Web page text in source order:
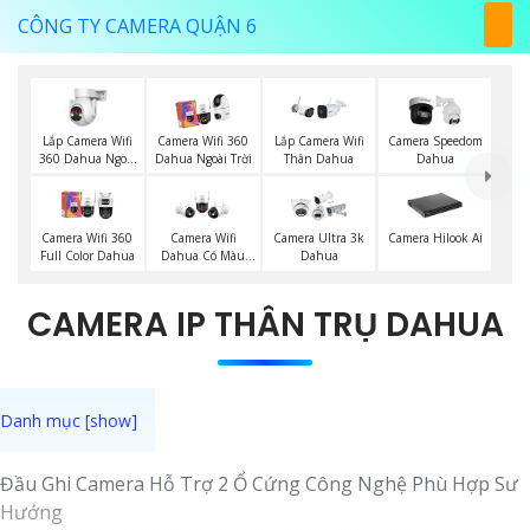
CÔNG TY CAMERA QUẬN 6
Lắp Camera Wifi
360 Dahua Ngoài
Camera Wifi 360
Dahua Ngoài Trời
Lắp Camera Wifi
Thân Dahua
Camera Speedom
Dahua
Camera Wifi 360
Full Color Dahua
Camera Wifi
Dahua Có Màu
Camera Ultra 3k
Dahua
Camera Hilook Ai
CAMERA IP THÂN TRỤ DAHUA
Đầu Ghi Camera Hỗ Trợ 2 Ổ Cứng Công Nghệ Phù Hợp Sư
Hướng